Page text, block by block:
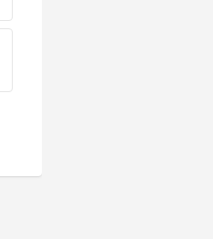
TEAMS“ HINZUFÜGEN